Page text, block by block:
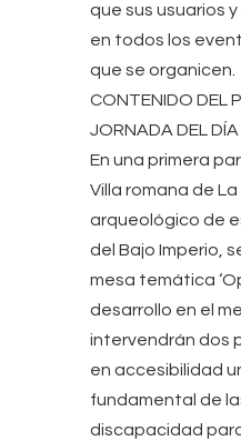
que sus usuarios
en todos los
que se organicen.
CONTENIDO DEL
JORNADA DEL
En una primera
Villa romana de
arqueológico de
del Bajo Imperio,
mesa temática
desarrollo en el
intervendrán dos
en accesibilidad
fundamental de
discapacidad